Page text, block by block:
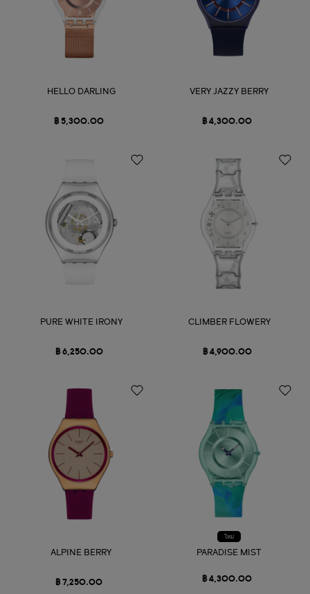
HELLO DARLING
฿ 5,300.00
VERY JAZZY BERRY
฿ 4,300.00
PURE WHITE IRONY
฿ 6,250.00
CLIMBER FLOWERY
฿ 4,900.00
ALPINE BERRY
฿ 7,250.00
ใหม่
PARADISE MIST
฿ 4,300.00